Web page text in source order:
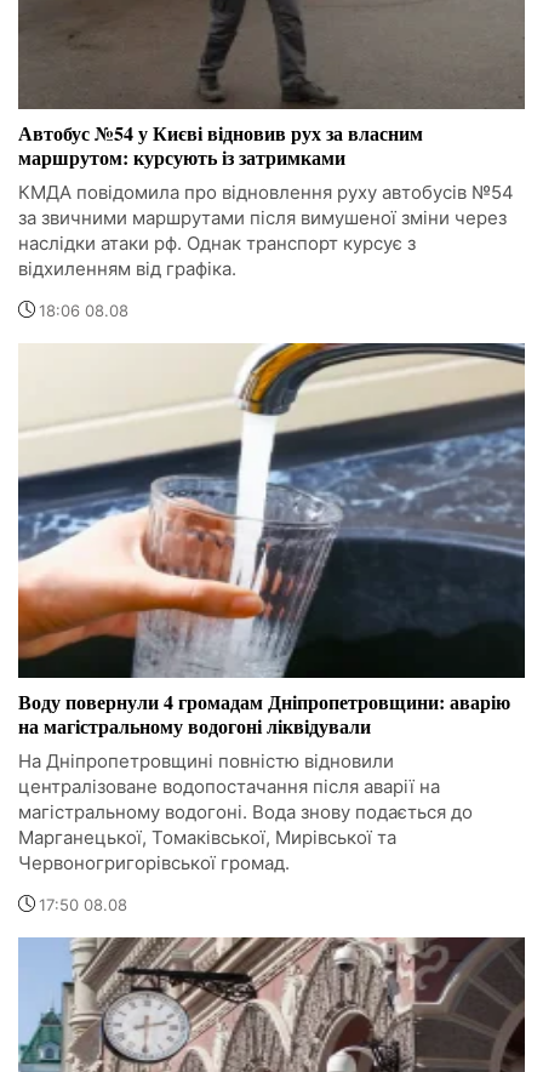
Автобус №54 у Києві відновив рух за власним
маршрутом: курсують із затримками
КМДА повідомила про відновлення руху автобусів №54
за звичними маршрутами після вимушеної зміни через
наслідки атаки рф. Однак транспорт курсує з
відхиленням від графіка.
18:06 08.08
Воду повернули 4 громадам Дніпропетровщини: аварію
на магістральному водогоні ліквідували
На Дніпропетровщині повністю відновили
централізоване водопостачання після аварії на
магістральному водогоні. Вода знову подається до
Марганецької, Томаківської, Мирівської та
Червоногригорівської громад.
17:50 08.08